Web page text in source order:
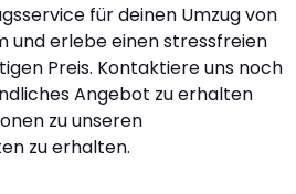
für deinen Umzug von
und erlebe einen stressfreien
Preis. Kontaktiere uns noch
Angebot zu erhalten
zu unseren
zu erhalten.